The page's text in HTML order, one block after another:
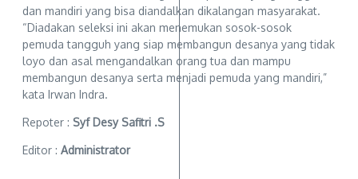
dan mandiri yang bisa diandalkan dikalangan masyarakat.
“Diadakan seleksi ini akan menemukan sosok-sosok
pemuda tangguh yang siap membangun desanya yang tidak
loyo dan asal mengandalkan orang tua dan mampu
membangun desanya serta menjadi pemuda yang mandiri,”
kata Irwan Indra.
Repoter : Syf Desy Safitri .S
Editor : Administrator